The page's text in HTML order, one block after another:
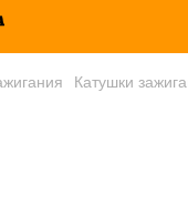
Катушки